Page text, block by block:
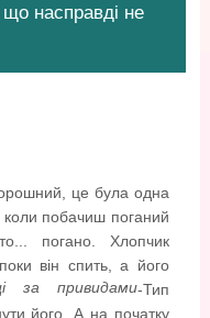
насправді не
це була одна
коли побачиш поганий
погано. Хлопчик
він спить, а його
за привидами-Тип
його. А на початку